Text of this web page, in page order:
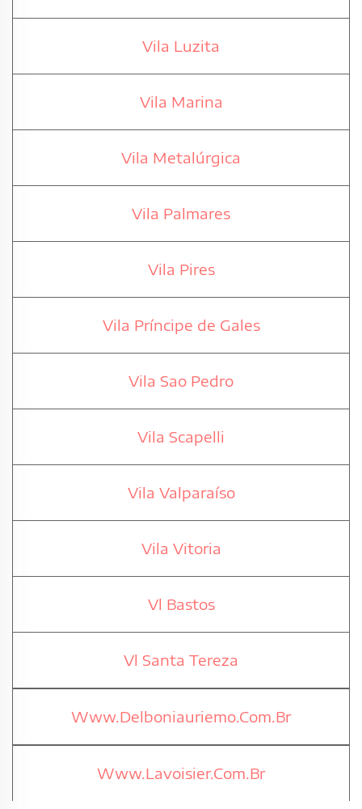
Vila Luzita
Vila Marina
Vila Metalúrgica
Vila Palmares
Vila Pires
Vila Príncipe de Gales
Vila Sao Pedro
Vila Scapelli
Vila Valparaíso
Vila Vitoria
Vl Bastos
Vl Santa Tereza
Www.Delboniauriemo.Com.Br
Www.Lavoisier.Com.Br